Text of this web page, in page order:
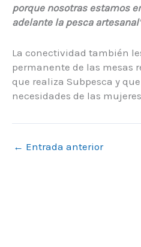
porque nosotras estamos
adelante la pesca
La conectividad también
permanente de las mesas
que realiza Subpesca y
necesidades de las
← Entrada anterior